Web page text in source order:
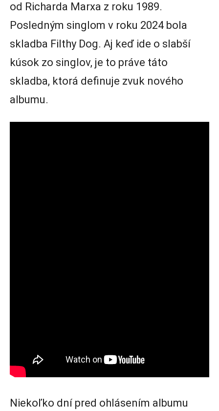
od Richarda Marxa z roku 1989.
Posledným singlom v roku 2024 bola
skladba Filthy Dog. Aj keď ide o slabší
kúsok zo singlov, je to práve táto
skladba, ktorá definuje zvuk nového
albumu.
Niekoľko dní pred ohlásením albumu